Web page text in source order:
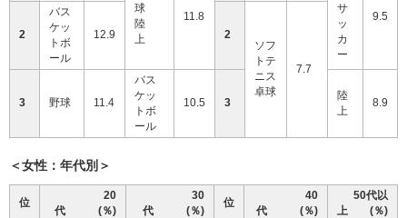
球
陸
上
11.8
サ
ッ
カ
ー
9.5
2
バス
ケッ
トボ
ール
12.9
2
ソフ
トテ
ニス
卓球
7.7
3 野球 11.4
バス
ケッ
トボ
ール
10.5 3
陸
上
8.9
＜女性：年代別＞
位
20
代 (％)
30
代 (％)
位
40
代 (％)
50代以
上 (％)